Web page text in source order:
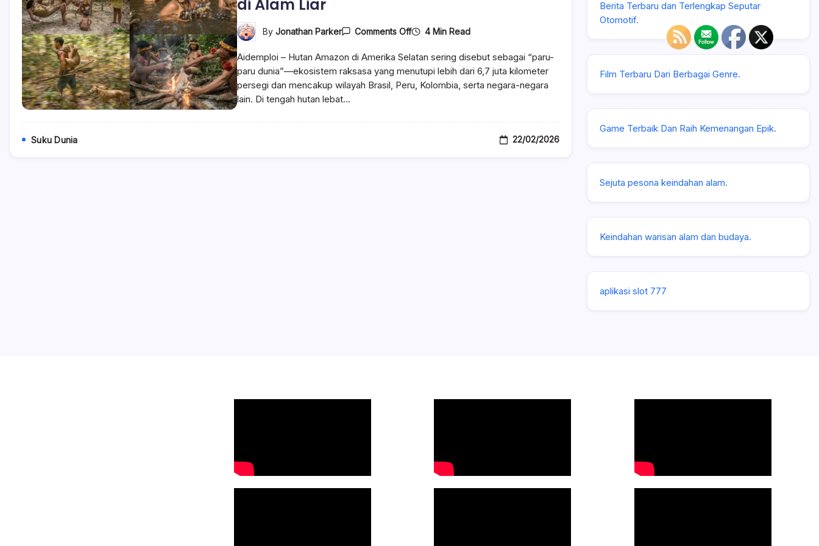
di Alam Liar
By Jonathan Parker Comments OffOn
Suku
Amazon
Amerika
4 Min Read
Aidemploi – Hutan Amazon di Amerika Selatan sering disebut sebagai “paru-
paru dunia”—ekosistem raksasa yang menutupi lebih dari 6,7 juta kilometer
persegi dan mencakup wilayah Brasil, Peru, Kolombia, serta negara-negara
lain. Di tengah hutan lebat…
Suku Dunia 22/02/2026
Berita Terbaru dan Terlengkap Seputar
Otomotif.
Film Terbaru Dari Berbagai Genre.
Game Terbaik Dan Raih Kemenangan Epik.
Sejuta pesona keindahan alam.
Keindahan warisan alam dan budaya.
aplikasi slot 777